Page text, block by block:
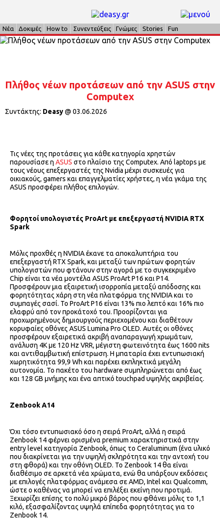
Νέα Δοκιμές How to Συνεντεύξεις Γνώμες Stories Fun
Πλήθος νέων προτάσεων από την ASUS στην
Computex
Συντάκτης: Deasy@ 03.06.2026
Τις νέες της προτάσεις για κάθε κατηγορία χρηστών
παρουσίασε η ASUS στο πλαίσιο της Computex. Από laptops με
τους νέους επεξεργαστές της Nvidia μέχρι συσκευές για
οικιακούς, gamers και επαγγελματίες χρήστες, η νέα γκάμα της
ASUS προσφέρει πλήθος επιλογών.
Φορητοί υπολογιστές ProArt με επεξεργαστή NVIDIA RTX
Spark
Μόλις προχθές η NVIDIA έκανε τα αποκαλυπτήρια του
επεξεργαστή RTX Spark, και μεταξύ των πρώτων φορητών
υπολογιστών που φτάνουν στην αγορά με το συγκεκριμένο
Chip είναι τα νέα μοντέλα ASUS ProArt P16 και P14.
Προσφέρουν μια εξαιρετική ισορροπία μεταξύ απόδοσης και
φορητότητας χάρη στη νέα πλατφόρμα της NVIDIA και το
συμπαγές σασί. Το ProArt P16 είναι 13% πιο λεπτό και 16% πιο
ελαφρύ από τον προκάτοχό του. Προορίζονται για
προχωρημένους δημιουργούς περιεχομένου και διαθέτουν
κορυφαίες οθόνες ASUS Lumina Pro OLED. Αυτές οι οθόνες
προσφέρουν εξαιρετικά ακριβή αναπαραγωγή χρωμάτων,
ανάλυση 4K με 120 Hz VRR, μέγιστη φωτεινότητα έως 1600 nits
και αντιθαμβωτική επίστρωση. Η μπαταρία έχει εντυπωσιακή
χωρητικότητα 99,9 Wh και παρέχει εκπληκτικά μεγάλη
αυτονομία. Το πακέτο του hardware συμπληρώνεται από έως
και 128 GB μνήμης και ένα απτικό touchpad υψηλής ακριβείας.
Zenbook A14
Όχι τόσο εντυπωσιακό όσο η σειρά ProArt, αλλά η σειρά
Zenbook 14 φέρνει ορισμένα premium χαρακτηριστικά στην
entry level κατηγορία Zenbook, όπως το Ceraluminum (ένα υλικό
που διακρίνεται για την υψηλή σκληρότητα και την αντοχή του
στη φθορά) και την οθόνη OLED. Το Zenbook 14 θα είναι
διαθέσιμο σε αρκετά νέα χρώματα, ενώ θα υπάρξουν εκδόσεις
με επιλογές πλατφόρμας ανάμεσα σε AMD, Intel και Qualcomm,
ώστε ο καθένας να μπορεί να επιλέξει εκείνη που προτιμά.
Ξεχωρίζει επίσης το πολύ μικρό βάρος που φθάνει μόλις το 1,1
κιλό, εξασφαλίζοντας υψηλά επίπεδα φορητότητας για το
Zenbook 14.